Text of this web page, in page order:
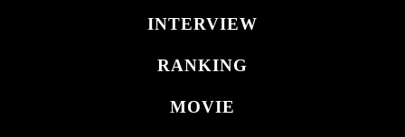
INTERVIEW
RANKING
MOVIE